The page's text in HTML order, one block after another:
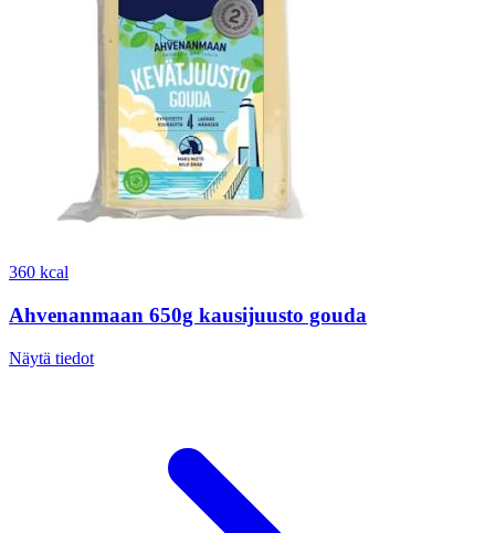
360 kcal
Ahvenanmaan 650g kausijuusto gouda
Näytä tiedot